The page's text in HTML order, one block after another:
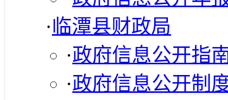
·临潭县财政局
·政府信息公开指
·政府信息公开制